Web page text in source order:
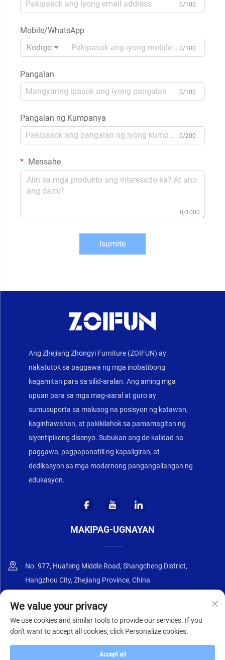
0/100
Mobile/WhatsApp
Kodigo
0/100
Pangalan
0/100
Pangalan ng Kumpanya
0/200
Mensahe
0/1000
Isumite
Ang Zhejiang Zhongyi Furniture (ZOIFUN) ay
nakatutok sa paggawa ng mga inobatibong
kagamitan para sa silid-aralan. Ang aming mga
upuan para sa mga mag-aaral at guro ay
sumusuporta sa malusog na posisyon ng katawan,
kaginhawahan, at pakikilahok sa pamamagitan ng
siyentipikong disenyo. Subukan ang de-kalidad na
paggawa, pagpapanatili ng kapaligiran, at
dedikasyon sa mga modernong pangangailangan ng
edukasyon.
MAKIPAG-UGNAYAN
No. 977, Huafeng Middle Road, Shangcheng District,
Hangzhou City, Zhejiang Province, China
+86-18668589258
[email protected]
Copyright © 2025 ng Zhejiang Zhongyi Furniture Co., Ltd.
We value your privacy
We use cookies and similar tools to provide our services. If you
don't want to accept all cookies, click Personalize cookies.
Accept all